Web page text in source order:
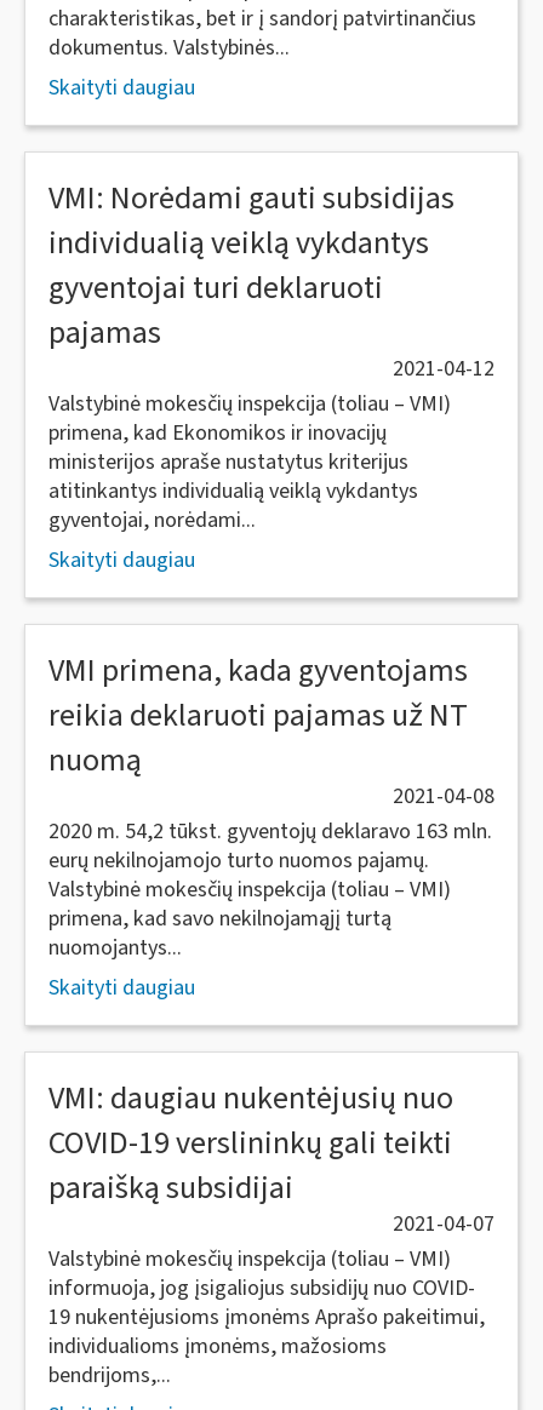
charakteristikas, bet ir į sandorį patvirtinančius
dokumentus. Valstybinės...
Skaityti daugiau
VMI: Norėdami gauti subsidijas
individualią veiklą vykdantys
gyventojai turi deklaruoti
pajamas
2021-04-12
Valstybinė mokesčių inspekcija (toliau – VMI)
primena, kad Ekonomikos ir inovacijų
ministerijos apraše nustatytus kriterijus
atitinkantys individualią veiklą vykdantys
gyventojai, norėdami...
Skaityti daugiau
VMI primena, kada gyventojams
reikia deklaruoti pajamas už NT
nuomą
2021-04-08
2020 m. 54,2 tūkst. gyventojų deklaravo 163 mln.
eurų nekilnojamojo turto nuomos pajamų.
Valstybinė mokesčių inspekcija (toliau – VMI)
primena, kad savo nekilnojamąjį turtą
nuomojantys...
Skaityti daugiau
VMI: daugiau nukentėjusių nuo
COVID-19 verslininkų gali teikti
paraišką subsidijai
2021-04-07
Valstybinė mokesčių inspekcija (toliau – VMI)
informuoja, jog įsigaliojus subsidijų nuo COVID-
19 nukentėjusioms įmonėms Aprašo pakeitimui,
individualioms įmonėms, mažosioms
bendrijoms,...